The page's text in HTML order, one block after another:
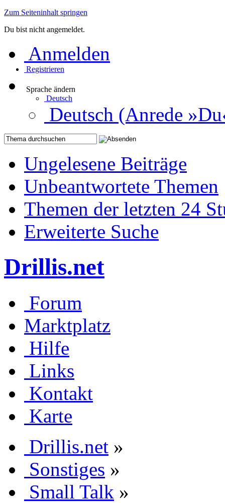
Zum Seiteninhalt springen
Du bist nicht angemeldet.
Anmelden
Registrieren
Sprache ändern
Deutsch
Deutsch (Anrede
Ungelesene Beiträge
Unbeantwortete Themen
Themen der letzten 24
Erweiterte Suche
Drillis.net
Forum
Marktplatz
Hilfe
Links
Kontakt
Karte
Drillis.net »
Sonstiges »
Small Talk »